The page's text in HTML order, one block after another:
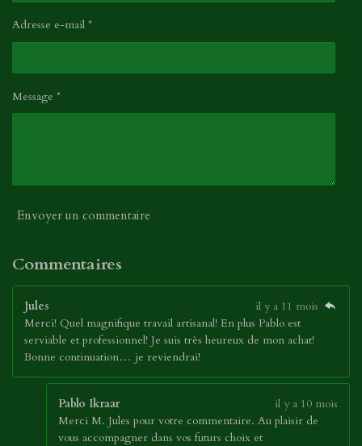
Adresse e-mail *
Message *
Envoyer un commentaire
Commentaires
Jules
il y a 11 mois
Merci! Quel magnifique travail artisanal! En plus Pablo est
serviable et professionnel! Je suis très heureux de mon achat!
Bonne continuation… je reviendrai!
Pablo Ikraar
il y a 10 mois
Merci M. Jules pour votre commentaire. Au plaisir de
vous accompagner dans vos futurs choix et